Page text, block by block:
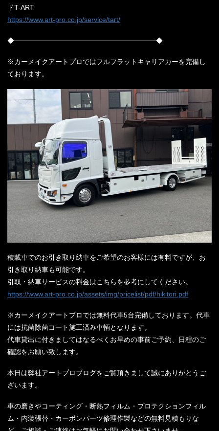
ドT-ART
https://www.art-pro.co.jp/service/tart/
◆─────────────────────────────◆
※カーメイクアートプロではフルフラットキャリアカーを完備し
ております。
積載車でのお引き取り納車をご希望のお客様には有料ですが、お
引き取り納車も可能です。
引取・納車サービスの料金はこちらを参考にしてください。
https://www.art-pro.co.jp/assets/img/pricelist/pdf/hikitori.pdf
※カーメイクアートプロでは無料代車5台完備しております。代車
には抗菌除菌コート施工済み車輌となります。
代車貸出に付きましてはなるべくお早めの事前ご予約、日程のご
確認をお願い致します。
本日は弊社アートプロブログをご覧頂きまして誠にありがとうご
ざいます。
車の磨きやコーティング・断熱フィルム・プロテクションフィル
ム・内装張替・カーボンパーツ修理作製などの無料見積もりな